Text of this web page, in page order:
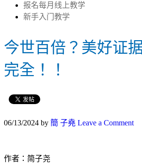
报名每月线上教学
新手入门教学
今世百倍？美好证
完全！！
06/13/2024 by 簡 子堯 Leave a Comment
作者：简子尧